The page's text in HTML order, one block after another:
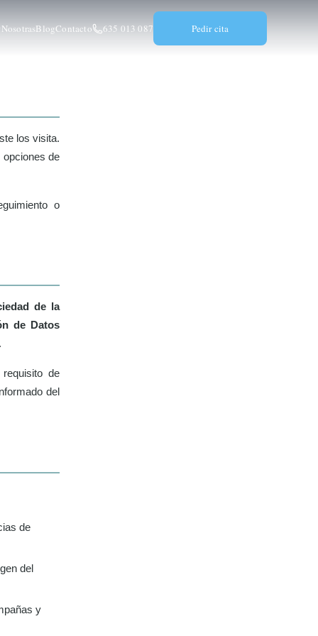
NosotrasBlogContacto 635 013 087 Pedir cita
los visita.
de
o
de la
de Datos
de
del
de
del
y